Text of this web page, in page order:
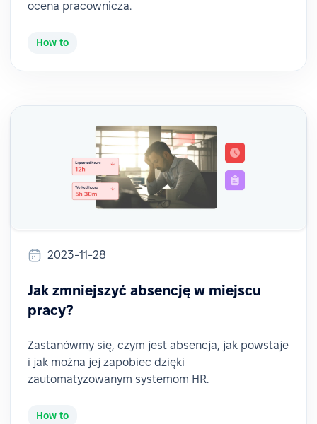
ocena pracownicza.
How to
2023-11-28
Jak zmniejszyć absencję w miejscu
pracy?
Zastanówmy się, czym jest absencja, jak powstaje
i jak można jej zapobiec dzięki
zautomatyzowanym systemom HR.
How to